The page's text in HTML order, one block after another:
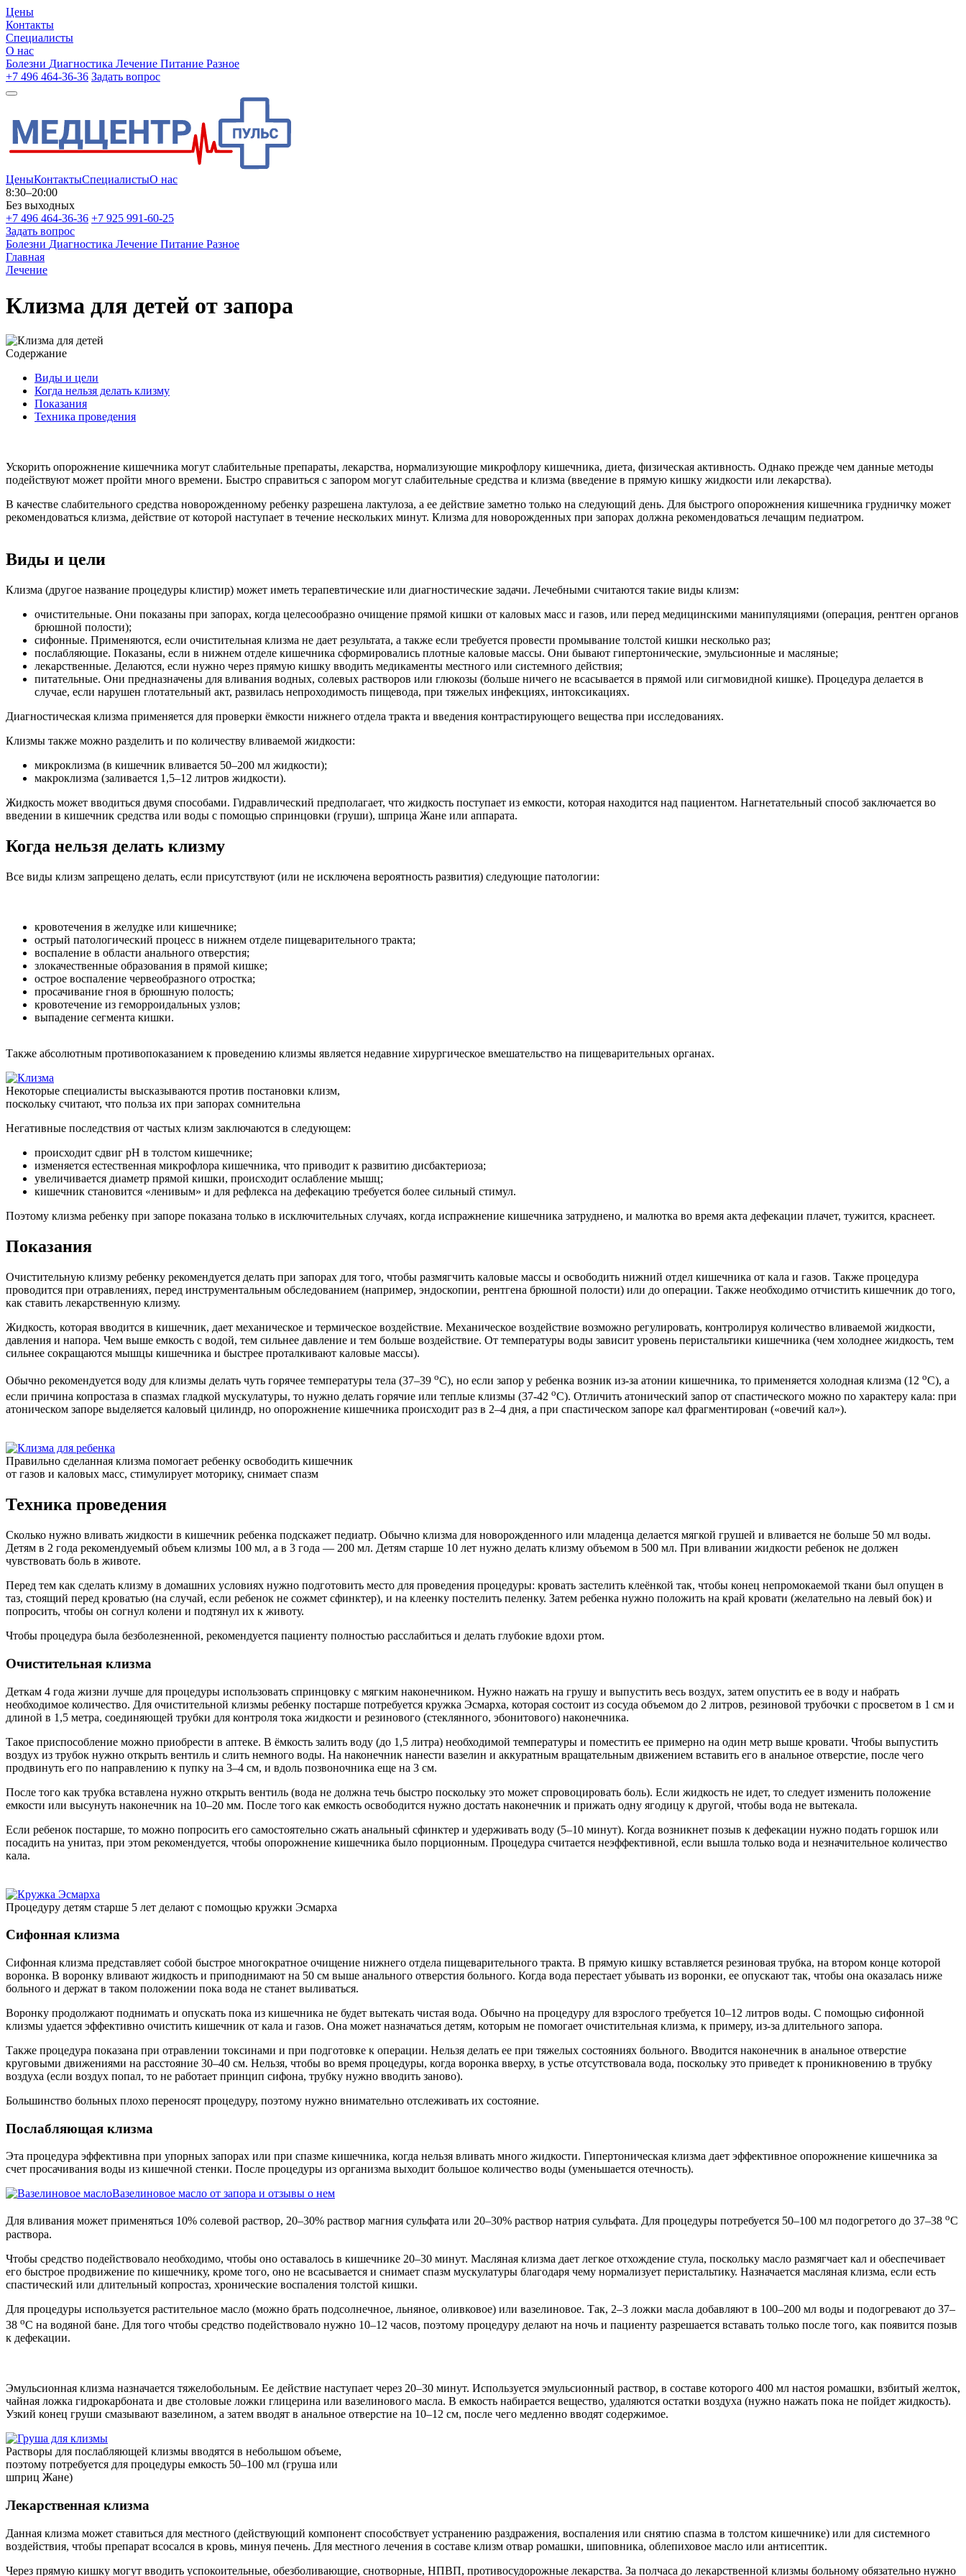
Цены
Контакты
Специалисты
О нас
Болезни Диагностика Лечение Питание Разное
+7 496 464-36-36 Задать вопрос
ЦеныКонтактыСпециалистыО нас
8:30–20:00
Без выходных
+7 496 464-36-36 +7 925 991-60-25
Задать вопрос
Болезни Диагностика Лечение Питание Разное
Главная
Лечение
Клизма для детей от запора
Содержание
Виды и цели
Когда нельзя делать клизму
Показания
Техника проведения
Ускорить опорожнение кишечника могут слабительные препараты, лекарства, нормализующие микрофлору кишечника, диета, физическая активность. Однако прежде чем данные методы
подействуют может пройти много времени. Быстро справиться с запором могут слабительные средства и клизма (введение в прямую кишку жидкости или лекарства).
В качестве слабительного средства новорожденному ребенку разрешена лактулоза, а ее действие заметно только на следующий день. Для быстрого опорожнения кишечника грудничку может
рекомендоваться клизма, действие от которой наступает в течение нескольких минут. Клизма для новорожденных при запорах должна рекомендоваться лечащим педиатром.
Виды и цели
Клизма (другое название процедуры клистир) может иметь терапевтические или диагностические задачи. Лечебными считаются такие виды клизм:
очистительные. Они показаны при запорах, когда целесообразно очищение прямой кишки от каловых масс и газов, или перед медицинскими манипуляциями (операция, рентген органов
брюшной полости);
сифонные. Применяются, если очистительная клизма не дает результата, а также если требуется провести промывание толстой кишки несколько раз;
послабляющие. Показаны, если в нижнем отделе кишечника сформировались плотные каловые массы. Они бывают гипертонические, эмульсионные и масляные;
лекарственные. Делаются, если нужно через прямую кишку вводить медикаменты местного или системного действия;
питательные. Они предназначены для вливания водных, солевых растворов или глюкозы (больше ничего не всасывается в прямой или сигмовидной кишке). Процедура делается в
случае, если нарушен глотательный акт, развилась непроходимость пищевода, при тяжелых инфекциях, интоксикациях.
Диагностическая клизма применяется для проверки ёмкости нижнего отдела тракта и введения контрастирующего вещества при исследованиях.
Клизмы также можно разделить и по количеству вливаемой жидкости:
микроклизма (в кишечник вливается 50–200 мл жидкости);
макроклизма (заливается 1,5–12 литров жидкости).
Жидкость может вводиться двумя способами. Гидравлический предполагает, что жидкость поступает из емкости, которая находится над пациентом. Нагнетательный способ заключается во
введении в кишечник средства или воды с помощью спринцовки (груши), шприца Жане или аппарата.
Когда нельзя делать клизму
Все виды клизм запрещено делать, если присутствуют (или не исключена вероятность развития) следующие патологии:
кровотечения в желудке или кишечнике;
острый патологический процесс в нижнем отделе пищеварительного тракта;
воспаление в области анального отверстия;
злокачественные образования в прямой кишке;
острое воспаление червеобразного отростка;
просачивание гноя в брюшную полость;
кровотечение из геморроидальных узлов;
выпадение сегмента кишки.
Также абсолютным противопоказанием к проведению клизмы является недавние хирургическое вмешательство на пищеварительных органах.
Некоторые специалисты высказываются против постановки клизм,
поскольку считают, что польза их при запорах сомнительна
Негативные последствия от частых клизм заключаются в следующем:
происходит сдвиг рН в толстом кишечнике;
изменяется естественная микрофлора кишечника, что приводит к развитию дисбактериоза;
увеличивается диаметр прямой кишки, происходит ослабление мышц;
кишечник становится «ленивым» и для рефлекса на дефекацию требуется более сильный стимул.
Поэтому клизма ребенку при запоре показана только в исключительных случаях, когда испражнение кишечника затруднено, и малютка во время акта дефекации плачет, тужится, краснеет.
Показания
Очистительную клизму ребенку рекомендуется делать при запорах для того, чтобы размягчить каловые массы и освободить нижний отдел кишечника от кала и газов. Также процедура
проводится при отравлениях, перед инструментальным обследованием (например, эндоскопии, рентгена брюшной полости) или до операции. Также необходимо отчистить кишечник до того,
как ставить лекарственную клизму.
Жидкость, которая вводится в кишечник, дает механическое и термическое воздействие. Механическое воздействие возможно регулировать, контролируя количество вливаемой жидкости,
давления и напора. Чем выше емкость с водой, тем сильнее давление и тем больше воздействие. От температуры воды зависит уровень перистальтики кишечника (чем холоднее жидкость, тем
сильнее сокращаются мышцы кишечника и быстрее проталкивают каловые массы).
Обычно рекомендуется воду для клизмы делать чуть горячее температуры тела (37–39 oС), но если запор у ребенка возник из-за атонии кишечника, то применяется холодная клизма (12 oС), а
если причина копростаза в спазмах гладкой мускулатуры, то нужно делать горячие или теплые клизмы (37-42 oС). Отличить атонический запор от спастического можно по характеру кала: при
атоническом запоре выделяется каловый цилиндр, но опорожнение кишечника происходит раз в 2–4 дня, а при спастическом запоре кал фрагментирован («овечий кал»).
Правильно сделанная клизма помогает ребенку освободить кишечник
от газов и каловых масс, стимулирует моторику, снимает спазм
Техника проведения
Сколько нужно вливать жидкости в кишечник ребенка подскажет педиатр. Обычно клизма для новорожденного или младенца делается мягкой грушей и вливается не больше 50 мл воды.
Детям в 2 года рекомендуемый объем клизмы 100 мл, а в 3 года — 200 мл. Детям старше 10 лет нужно делать клизму объемом в 500 мл. При вливании жидкости ребенок не должен
чувствовать боль в животе.
Перед тем как сделать клизму в домашних условиях нужно подготовить место для проведения процедуры: кровать застелить клеёнкой так, чтобы конец непромокаемой ткани был опущен в
таз, стоящий перед кроватью (на случай, если ребенок не сожмет сфинктер), и на клеенку постелить пеленку. Затем ребенка нужно положить на край кровати (желательно на левый бок) и
попросить, чтобы он согнул колени и подтянул их к животу.
Чтобы процедура была безболезненной, рекомендуется пациенту полностью расслабиться и делать глубокие вдохи ртом.
Очистительная клизма
Деткам 4 года жизни лучше для процедуры использовать спринцовку с мягким наконечником. Нужно нажать на грушу и выпустить весь воздух, затем опустить ее в воду и набрать
необходимое количество. Для очистительной клизмы ребенку постарше потребуется кружка Эсмарха, которая состоит из сосуда объемом до 2 литров, резиновой трубочки с просветом в 1 см и
длиной в 1,5 метра, соединяющей трубки для контроля тока жидкости и резинового (стеклянного, эбонитового) наконечника.
Такое приспособление можно приобрести в аптеке. В ёмкость залить воду (до 1,5 литра) необходимой температуры и поместить ее примерно на один метр выше кровати. Чтобы выпустить
воздух из трубок нужно открыть вентиль и слить немного воды. На наконечник нанести вазелин и аккуратным вращательным движением вставить его в анальное отверстие, после чего
продвинуть его по направлению к пупку на 3–4 см, и вдоль позвоночника еще на 3 см.
После того как трубка вставлена нужно открыть вентиль (вода не должна течь быстро поскольку это может спровоцировать боль). Если жидкость не идет, то следует изменить положение
емкости или высунуть наконечник на 10–20 мм. После того как емкость освободится нужно достать наконечник и прижать одну ягодицу к другой, чтобы вода не вытекала.
Если ребенок постарше, то можно попросить его самостоятельно сжать анальный сфинктер и удерживать воду (5–10 минут). Когда возникнет позыв к дефекации нужно подать горшок или
посадить на унитаз, при этом рекомендуется, чтобы опорожнение кишечника было порционным. Процедура считается неэффективной, если вышла только вода и незначительное количество
кала.
Процедуру детям старше 5 лет делают с помощью кружки Эсмарха
Сифонная клизма
Сифонная клизма представляет собой быстрое многократное очищение нижнего отдела пищеварительного тракта. В прямую кишку вставляется резиновая трубка, на втором конце которой
воронка. В воронку вливают жидкость и приподнимают на 50 см выше анального отверстия больного. Когда вода перестает убывать из воронки, ее опускают так, чтобы она оказалась ниже
больного и держат в таком положении пока вода не станет выливаться.
Воронку продолжают поднимать и опускать пока из кишечника не будет вытекать чистая вода. Обычно на процедуру для взрослого требуется 10–12 литров воды. С помощью сифонной
клизмы удается эффективно очистить кишечник от кала и газов. Она может назначаться детям, которым не помогает очистительная клизма, к примеру, из-за длительного запора.
Также процедура показана при отравлении токсинами и при подготовке к операции. Нельзя делать ее при тяжелых состояниях больного. Вводится наконечник в анальное отверстие
круговыми движениями на расстояние 30–40 см. Нельзя, чтобы во время процедуры, когда воронка вверху, в устье отсутствовала вода, поскольку это приведет к проникновению в трубку
воздуха (если воздух попал, то не работает принцип сифона, трубку нужно вводить заново).
Большинство больных плохо переносят процедуру, поэтому нужно внимательно отслеживать их состояние.
Послабляющая клизма
Эта процедура эффективна при упорных запорах или при спазме кишечника, когда нельзя вливать много жидкости. Гипертоническая клизма дает эффективное опорожнение кишечника за
счет просачивания воды из кишечной стенки. После процедуры из организма выходит большое количество воды (уменьшается отечность).
Вазелиновое масло от запора и отзывы о нем
Для вливания может применяться 10% солевой раствор, 20–30% раствор магния сульфата или 20–30% раствор натрия сульфата. Для процедуры потребуется 50–100 мл подогретого до 37–38 oС
раствора.
Чтобы средство подействовало необходимо, чтобы оно оставалось в кишечнике 20–30 минут. Масляная клизма дает легкое отхождение стула, поскольку масло размягчает кал и обеспечивает
его быстрое продвижение по кишечнику, кроме того, оно не всасывается и снимает спазм мускулатуры благодаря чему нормализует перистальтику. Назначается масляная клизма, если есть
спастический или длительный копростаз, хронические воспаления толстой кишки.
Для процедуры используется растительное масло (можно брать подсолнечное, льняное, оливковое) или вазелиновое. Так, 2–3 ложки масла добавляют в 100–200 мл воды и подогревают до 37–
38 oС на водяной бане. Для того чтобы средство подействовало нужно 10–12 часов, поэтому процедуру делают на ночь и пациенту разрешается вставать только после того, как появится позыв
к дефекации.
Эмульсионная клизма назначается тяжелобольным. Ее действие наступает через 20–30 минут. Используется эмульсионный раствор, в составе которого 400 мл настоя ромашки, взбитый желток,
чайная ложка гидрокарбоната и две столовые ложки глицерина или вазелинового масла. В емкость набирается вещество, удаляются остатки воздуха (нужно нажать пока не пойдет жидкость).
Узкий конец груши смазывают вазелином, а затем вводят в анальное отверстие на 10–12 см, после чего медленно вводят содержимое.
Растворы для послабляющей клизмы вводятся в небольшом объеме,
поэтому потребуется для процедуры емкость 50–100 мл (груша или
шприц Жане)
Лекарственная клизма
Данная клизма может ставиться для местного (действующий компонент способствует устранению раздражения, воспаления или снятию спазма в толстом кишечнике) или для системного
воздействия, чтобы препарат всосался в кровь, минуя печень. Для местного лечения в составе клизм отвар ромашки, шиповника, облепиховое масло или антисептик.
Через прямую кишку могут вводить успокоительные, обезболивающие, снотворные, НПВП, противосудорожные лекарства. За полчаса до лекарственной клизмы больному обязательно нужно